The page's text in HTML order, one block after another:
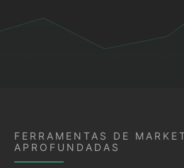
FERRAMENTAS DE
APROFUNDADAS